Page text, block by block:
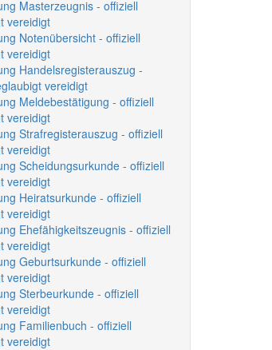
Masterzeugnis - offiziell
vereidigt
Notenübersicht - offiziell
vereidigt
Handelsregisterauszug -
vereidigt
Meldebestätigung - offiziell
vereidigt
Strafregisterauszug - offiziell
vereidigt
Scheidungsurkunde - offiziell
vereidigt
Heiratsurkunde - offiziell
vereidigt
Ehefähigkeitszeugnis - offiziell
vereidigt
Geburtsurkunde - offiziell
vereidigt
Sterbeurkunde - offiziell
vereidigt
Familienbuch - offiziell
vereidigt